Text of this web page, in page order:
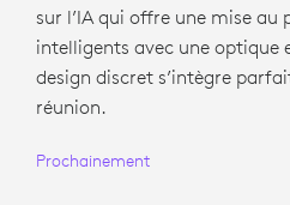
sur l’IA qui offre une mise au
intelligents avec une optique
design discret s’intègre
réunion.
Prochainement